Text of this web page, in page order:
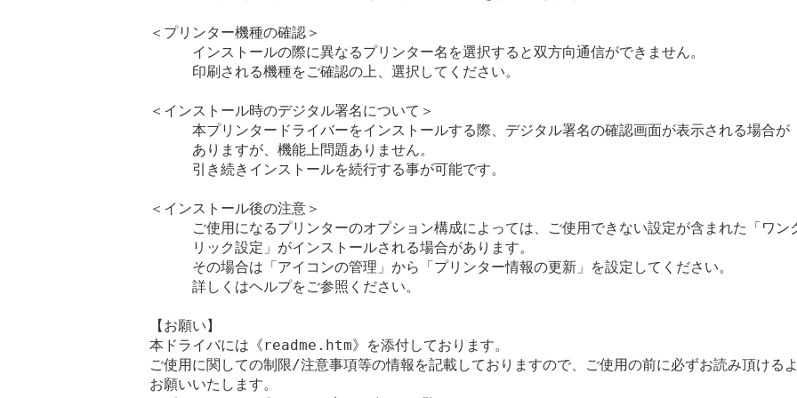
＜プリンター機種の確認＞
インストールの際に異なるプリンター名を選択すると双方向通信ができません。
印刷される機種をご確認の上、選択してください。
＜インストール時のデジタル署名について＞
本プリンタードライバーをインストールする際、デジタル署名の確認画面が表示される場合が
ありますが、機能上問題ありません。
引き続きインストールを続行する事が可能です。
＜インストール後の注意＞
ご使用になるプリンターのオプション構成によっては、ご使用できない設定が含まれた「ワン
リック設定」がインストールされる場合があります。
その場合は「アイコンの管理」から「プリンター情報の更新」を設定してください。
詳しくはヘルプをご参照ください。
【お願い】
本ドライバには《readme.htm》を添付しております。
ご使用に関しての制限/注意事項等の情報を記載しておりますので、ご使用の前に必ずお読み頂ける
お願いいたします。